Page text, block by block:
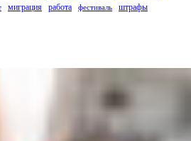
миграция работа фестиваль штрафы